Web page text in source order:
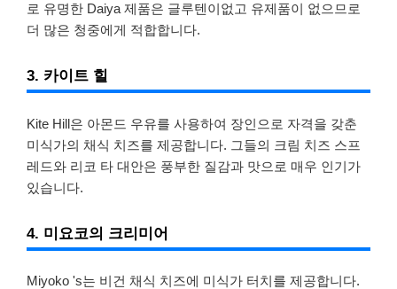
로 유명한 Daiya 제품은 글루텐이없고 유제품이 없으므로
더 많은 청중에게 적합합니다.
3. 카이트 힐
Kite Hill은 아몬드 우유를 사용하여 장인으로 자격을 갖춘
미식가의 채식 치즈를 제공합니다. 그들의 크림 치즈 스프
레드와 리코 타 대안은 풍부한 질감과 맛으로 매우 인기가
있습니다.
4. 미요코의 크리미어
Miyoko 's는 비건 채식 치즈에 미식가 터치를 제공합니다.